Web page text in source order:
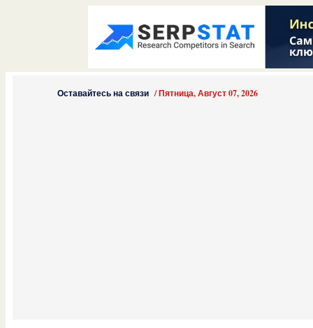
Оставайтесь на связи /Пятница, Август 07, 2026